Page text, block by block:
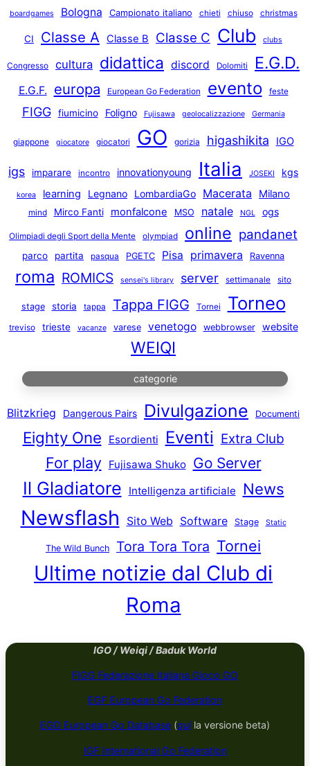
boardgames Bologna Campionato italiano chieti chiuso christmas
CI Classe A Classe B Classe C Club clubs
Congresso cultura didattica discord Dolomiti E.G.D.
E.G.F. europa European Go Federation evento feste
FIGG fiumicino Foligno Fujisawa geolocalizzazione Germania
giappone giocatore giocatori GO gorizia higashikita IGO
igs imparare incontro innovationyoung Italia JOSEKI kgs
korea learning Legnano LombardiaGo Macerata Milano
mind Mirco Fanti monfalcone MSO natale NGL ogs
Olimpiadi degli Sport della Mente olympiad online pandanet
parco partita pasqua PGETC Pisa primavera Ravenna
roma ROMICS sensei's library server settimanale sito
stage storia tappa Tappa FIGG Tornei Torneo
treviso trieste vacanze varese venetogo webbrowser website
WEIQI
categorie
Blitzkrieg Dangerous Pairs Divulgazione Documenti
Eighty One Esordienti Eventi Extra Club
For play Fujisawa Shuko Go Server
Il Gladiatore Intelligenza artificiale News
Newsflash Sito Web Software Stage Static
The Wild Bunch Tora Tora Tora Tornei
Ultime notizie dal Club di
Roma
IGO / Weiqi / Baduk World
FIGG Federazione Italiana Gioco GO
EGF European Go Federation
EGD European Go Database (quila versione beta)
IGF International Go Federation